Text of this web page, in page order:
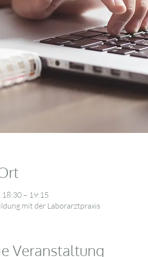
– 19:15
mit der Laborarztpraxis
Veranstaltung